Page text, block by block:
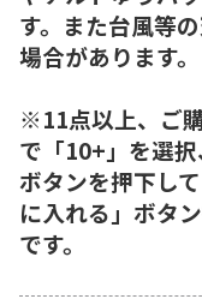
す。また台風等
場合があります。
※11点以上、ご
で「10+」を選択
ボタンを押下し
に入れる」ボタ
です。